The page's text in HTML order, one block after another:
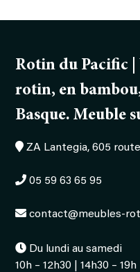
Rotin du Pacific |
rotin, en
Basque. Meuble
ZA Lantegia, 605
05 59 63 65 95
contact@meubles-
Du lundi au samedi
10h – 12h30 | 14h30 – 19h